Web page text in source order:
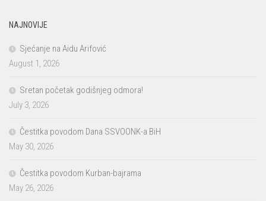
NAJNOVIJE
Sjećanje na Aidu Arifović
August 1, 2026
Sretan početak godišnjeg odmora!
July 3, 2026
Čestitka povodom Dana SSVOONK-a BiH
May 30, 2026
Čestitka povodom Kurban-bajrama
May 26, 2026